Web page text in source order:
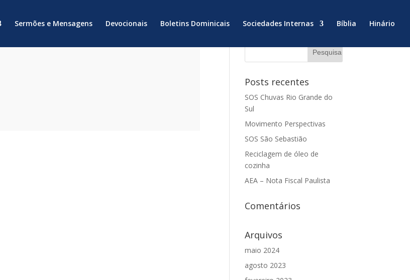
Sermões e Mensagens Devocionais Boletins Dominicais Sociedades Internas Bíblia Hinário
Posts recentes
SOS Chuvas Rio Grande do
Sul
Movimento Perspectivas
SOS São Sebastião
Reciclagem de óleo de
cozinha
AEA – Nota Fiscal Paulista
Comentários
Arquivos
maio 2024
agosto 2023